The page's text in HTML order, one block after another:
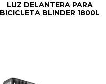
LUZ DELANTERA PARA
BICICLETA BLINDER 1800L